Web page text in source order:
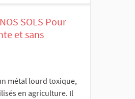
SOLS Pour
et sans
métal lourd toxique,
en agriculture. Il